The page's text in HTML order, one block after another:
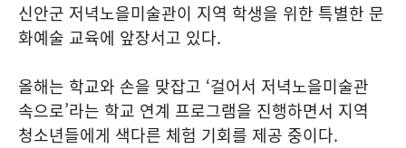
신안군 저녁노을미술관이 지역 학생을 위한 특별한 문
화예술 교육에 앞장서고 있다.
올해는 학교와 손을 맞잡고 ‘걸어서 저녁노을미술관
속으로’라는 학교 연계 프로그램을 진행하면서 지역
청소년들에게 색다른 체험 기회를 제공 중이다.